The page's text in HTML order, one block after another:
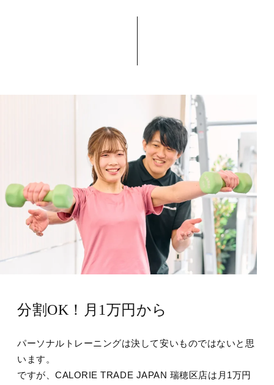
分割OK！月1万円から
パーソナルトレーニングは決して安いものではないと思
います。
ですが、CALORIE TRADE JAPAN 瑞穂区店は月1万円